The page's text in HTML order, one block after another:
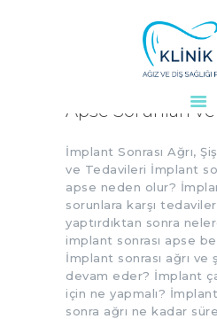
ANASAYFA
KURUMSAL
TEDAVILER
VAKALAR
KVKK
AYDINLATMA
METNI
Apse Sorunları
İmplant Sonrası Ağrı,
ve Tedavileri İmplant
apse neden olur?
sorunlara karşı
yaptırdıktan sonra
implant sonrası apse
İmplant sonrası ağrı ve
devam eder? İmplant
için ne yapmalı?
sonra ağrı ne kadar